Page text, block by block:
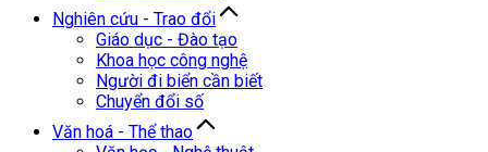
Nghiên cứu - Trao đổi
Giáo dục - Đào tạo
Khoa học công nghệ
Người đi biển cần biết
Chuyển đổi số
Văn hoá - Thể thao